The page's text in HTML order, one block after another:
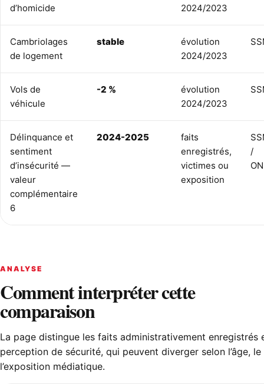
d’homicide
2024/2023
Cambriolages
de logement
stable
évolution
2024/2023
Vols de
véhicule
-2 %
évolution
2024/2023
Délinquance et
sentiment
d’insécurité —
valeur
complémentaire
6
2024-2025
faits
enregistrés,
victimes ou
exposition
/
ANALYSE
Comment interpréter cette
comparaison
La page distingue les faits administrativement enregistrés
perception de sécurité, qui peuvent diverger selon l’âge,
l’exposition médiatique.